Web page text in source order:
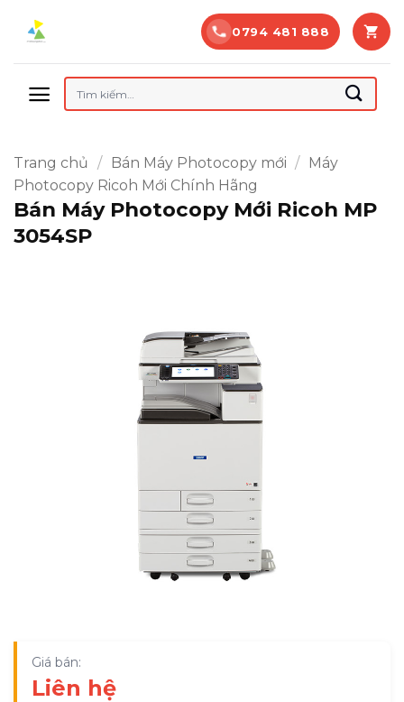
0794 481 888
Tìm
kiếm:
Trang chủ / Bán Máy Photocopy mới / Máy
Photocopy Ricoh Mới Chính Hãng
Bán Máy Photocopy Mới Ricoh MP
3054SP
Giá bán:
Liên hệ